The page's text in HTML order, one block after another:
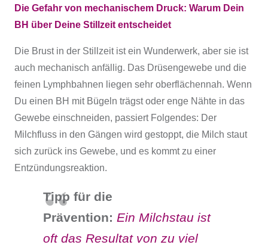
Die Gefahr von mechanischem Druck: Warum Dein
BH über Deine Stillzeit entscheidet
Die Brust in der Stillzeit ist ein Wunderwerk, aber sie ist
auch mechanisch anfällig. Das Drüsengewebe und die
feinen Lymphbahnen liegen sehr oberflächennah. Wenn
Du einen BH mit Bügeln trägst oder enge Nähte in das
Gewebe einschneiden, passiert Folgendes: Der
Milchfluss in den Gängen wird gestoppt, die Milch staut
sich zurück ins Gewebe, und es kommt zu einer
Entzündungsreaktion.
Tipp für die
Prävention: Ein Milchstau ist
oft das Resultat von zu viel